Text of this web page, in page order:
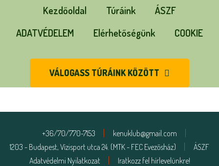
Kezdőoldal Túráink
ÁSZF
ADATVÉDELEM
Elérhetőségünk COOKIE
VÁLOGASS TÚRÁINK KÖZÖTT
+36/70/770-7153
kenuklub@gmail.com
1203 - Budapest, Vízisport utca 24. (MTK - FEC Evezősház)
ÁSZF
Adatvédelmi Nyilatkozat
Iratkozz fel hírlevelünkre!